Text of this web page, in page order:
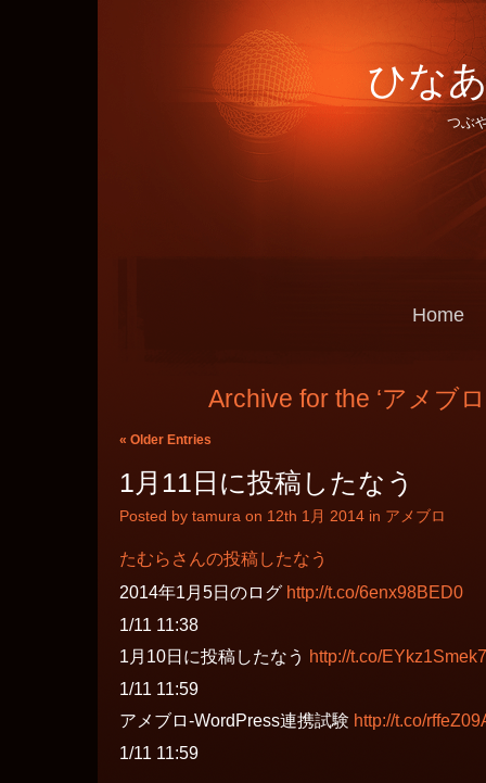
ひな
つぶ
Home
Archive for the ‘アメブ
« Older Entries
1月11日に投稿したなう
Posted by tamura on 12th 1月 2014 in アメブロ
たむらさんの投稿したなう
2014年1月5日のログ http://t.co/6enx98BED0
1/11 11:38
1月10日に投稿したなう http://t.co/EYkz1Smek7
1/11 11:59
アメブロ-WordPress連携試験 http://t.co/
1/11 11:59